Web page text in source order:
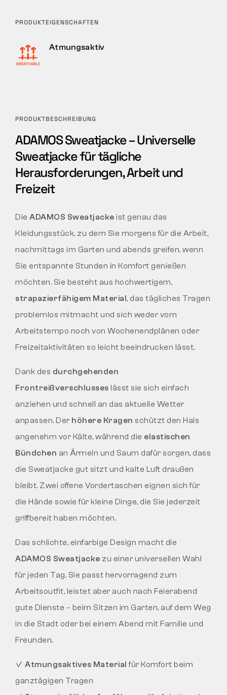
PRODUKTEIGENSCHAFTEN
Atmungsaktiv
PRODUKTBESCHREIBUNG
ADAMOS Sweatjacke – Universelle
Sweatjacke für tägliche
Herausforderungen, Arbeit und
Freizeit
Die ADAMOS Sweatjacke ist genau das
Kleidungsstück, zu dem Sie morgens für die Arbeit,
nachmittags im Garten und abends greifen, wenn
Sie entspannte Stunden in Komfort genießen
möchten. Sie besteht aus hochwertigem,
strapazierfähigem Material, das tägliches Tragen
problemlos mitmacht und sich weder vom
Arbeitstempo noch von Wochenendplänen oder
Freizeitaktivitäten so leicht beeindrucken lässt.
Dank des durchgehenden
Frontreißverschlusses lässt sie sich einfach
anziehen und schnell an das aktuelle Wetter
anpassen. Der höhere Kragen schützt den Hals
angenehm vor Kälte, während die elastischen
Bündchen an Ärmeln und Saum dafür sorgen, dass
die Sweatjacke gut sitzt und kalte Luft draußen
bleibt. Zwei offene Vordertaschen eignen sich für
die Hände sowie für kleine Dinge, die Sie jederzeit
griffbereit haben möchten.
Das schlichte, einfarbige Design macht die
ADAMOS Sweatjacke zu einer universellen Wahl
für jeden Tag. Sie passt hervorragend zum
Arbeitsoutfit, leistet aber auch nach Feierabend
gute Dienste – beim Sitzen im Garten, auf dem Weg
in die Stadt oder bei einem Abend mit Familie und
Freunden.
✓ Atmungsaktives Material für Komfort beim
ganztägigen Tragen